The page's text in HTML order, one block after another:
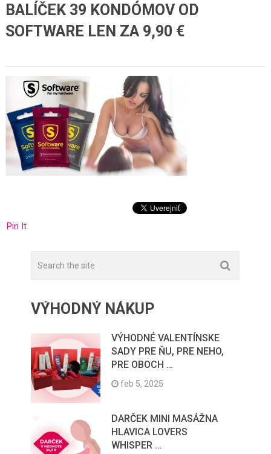
BALÍČEK 39 KONDÓMOV OD
SOFTWARE LEN ZA 9,90 €
Pin It
VÝHODNÝ NÁKUP
VÝHODNÉ VALENTÍNSKE
SADY PRE ŇU, PRE NEHO,
PRE OBOCH …
feb 5, 2025
DARČEK MINI MASÁŽNA
HLAVICA LOVERS
WHISPER …